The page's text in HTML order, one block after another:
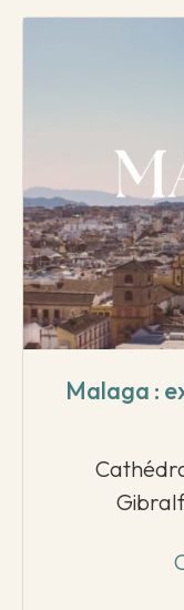
Malaga :